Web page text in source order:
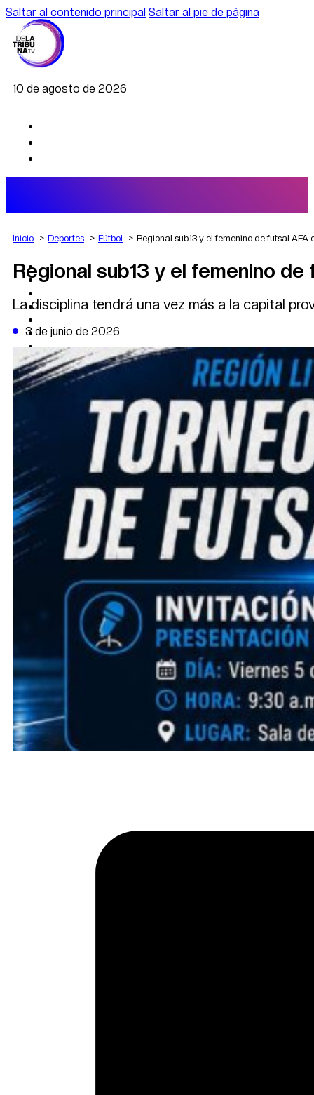
Saltar al contenido principal Saltar al pie de página
10 de agosto de 2026
AGRO
DEPORTES
POLÍTICA
DATA FIRME
DE LA TRIBUNA TV
Inicio Deportes Fútbol Regional sub13 y el femenino de futsal AFA
Regional sub13 y el femenino
La disciplina tendrá una vez más a la capital
3 de junio de 2026